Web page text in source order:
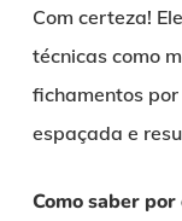
Com certeza!
técnicas como
fichamentos por
espaçada e
Como saber